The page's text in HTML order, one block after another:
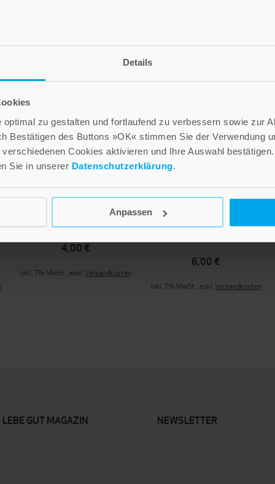
Details
optimal zu gestalten und fortlaufend zu verbessern sowie zur
Bestätigen des Buttons »OK« stimmen Sie der Verwendung
Cookies aktivieren und Ihre Auswahl bestätigen.
Sie in unserer Datenschutzerklärung.
Anpassen
Bald ist Weihnachten
4,00 €
Inkl. 7% MwSt. exkl. Versandkosten
Lichterglanz und
Kerzenschein
6,00 €
Inkl. 7% MwSt.,exkl.Versandkosten
LEBE GUT MAGAZIN NEWSLETTER